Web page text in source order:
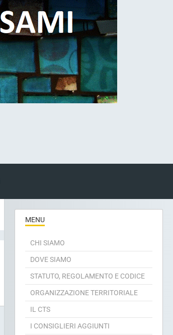
MENU
CHI SIAMO
DOVE SIAMO
STATUTO, REGOLAMENTO E CODICE
ORGANIZZAZIONE TERRITORIALE
IL CTS
I CONSIGLIERI AGGIUNTI